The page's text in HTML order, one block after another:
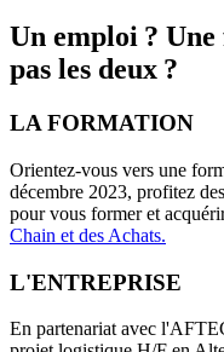
Un emploi ?
pas les deux ?
LA FORMATION
Orientez-vous vers une
décembre 2023, profitez
pour vous former et
Chain et des Achats.
L'ENTREPRISE
En partenariat avec